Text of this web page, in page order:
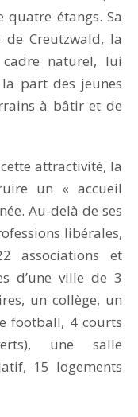
quatre étangs. Sa
Creutzwald, la
cadre naturel, lui
part des jeunes
à bâtir et de
attractivité, la
un « accueil
Au-delà de ses
libérales,
associations et
d’une ville de 3
un collège, un
football, 4 courts
une salle
15 logements